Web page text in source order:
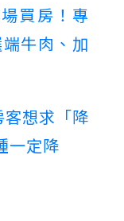
買房！專
牛肉、加
想求「降
一定降